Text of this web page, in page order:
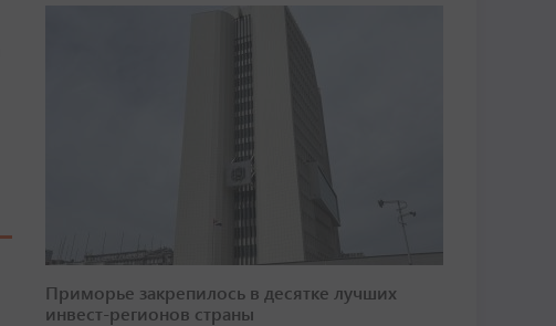
Приморье закрепилось в десятке лучших
инвест-регионов страны